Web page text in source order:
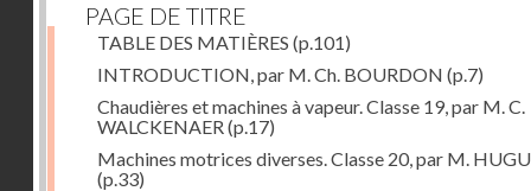
PAGE DE TITRE
TABLE DES MATIÈRES (p.101)
INTRODUCTION, par M. Ch. BOURDON (p.7)
Chaudières et machines à vapeur. Classe 19, par M. C.
WALCKENAER (p.17)
Machines motrices diverses. Classe 20, par M.
(p.33)